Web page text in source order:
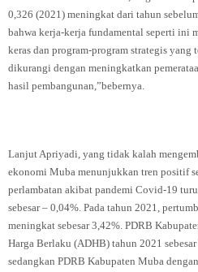
0,326 (2021) meningkat dari tahun
bahwa kerja-kerja fundamental seperti ini
keras dan program-program strategis
dikurangi dengan meningkatkan
hasil pembangunan,”bebernya.
Lanjut Apriyadi, yang tidak kalah
ekonomi Muba menunjukkan tren positif
perlambatan akibat pandemi Covid-19
sebesar – 0,04%. Pada tahun 2021,
meningkat sebesar 3,42%. PDRB
Harga Berlaku (ADHB) tahun 2021
sedangkan PDRB Kabupaten Muba